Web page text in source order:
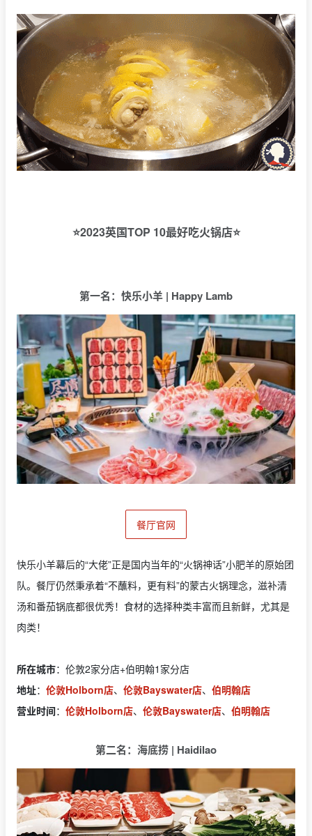
⭐2023英国TOP 10最好吃火锅店⭐
第一名：快乐小羊 | Happy Lamb
餐厅官网
快乐小羊幕后的“大佬”正是国内当年的“火锅神话”小肥羊的原始团
队。餐厅仍然秉承着“不蘸料，更有料”的蒙古火锅理念，滋补清
汤和番茄锅底都很优秀！食材的选择种类丰富而且新鲜，尤其是
肉类！
所在城市：伦敦2家分店+伯明翰1家分店
地址： 伦敦Holborn店、 伦敦Bayswater店、 伯明翰店
营业时间： 伦敦Holborn店、 伦敦Bayswater店、 伯明翰店
第二名：海底捞 | Haidilao